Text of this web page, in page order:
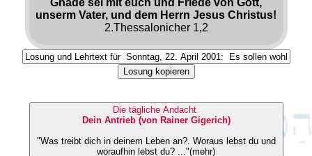
unserm Vater, und dem Herrn Jesus Christus!
2.Thessalonicher 1,2
Losung kopieren
Die tägliche Andacht
Dein Antrieb (von Rainer Gigerich)
"Was treibt dich in deinem Leben an?. Woraus lebst du und
woraufhin lebst du? ..."(mehr)